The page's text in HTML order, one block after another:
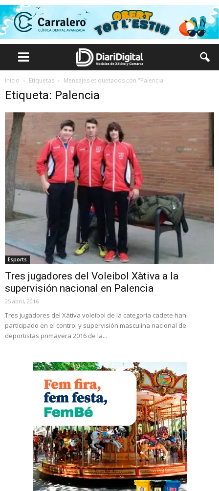
Inicio Etiquetas Mensajes etiquetados con "Palencia"
Etiqueta: Palencia
Esports
Tres jugadores del Voleibol Xàtiva a la
supervisión nacional en Palencia
25 abril, 2016
Tres jugadores del Xàtiva voleibol de la categoría cadete han
participado en el control y supervisión masculina nacional de
deportistas primavera 2016 de la...